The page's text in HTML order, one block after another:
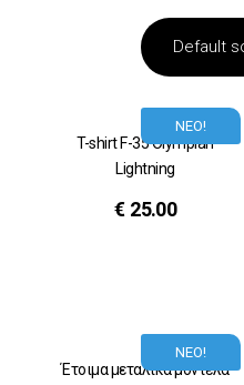
ΝΕΟ!
T-shirt F-35 Olympian
Lightning
€ 25.00
ΝΕΟ!
Έτοιμα μεταλικά μοντέλα